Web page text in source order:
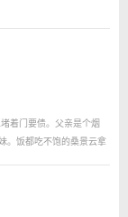
着门要债。父亲是个烟
。饭都吃不饱的桑景云拿